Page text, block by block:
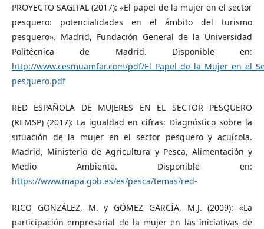
PROYECTO SAGITAL (2017): «El papel de la mujer en el sector
pesquero: potencialidades en el ámbito del turismo
pesquero». Madrid, Fundación General de la Universidad
Politécnica de Madrid. Disponible en:
http://www.cesmuamfar.com/pdf/
pesquero.pdf
RED ESPAÑOLA DE MUJERES EN EL SECTOR PESQUERO
(REMSP) (2017): La igualdad en cifras: Diagnóstico sobre la
situación de la mujer en el sector pesquero y acuícola.
Madrid, Ministerio de Agricultura y Pesca, Alimentación y
Medio Ambiente. Disponible en:
https://www.mapa.gob.es/es/pesca/temas/red-
RICO GONZÁLEZ, M. y GÓMEZ GARCÍA, M.J. (2009): «La
participación empresarial de la mujer en las iniciativas de